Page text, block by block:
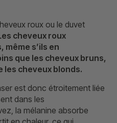
roux ou le duvet
cheveux roux
s’ils en
que les cheveux bruns,
les cheveux blonds.
est donc étroitement liée
dans les
la mélanine absorbe